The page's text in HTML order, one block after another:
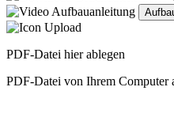
PDF-Datei hier ablegen
PDF-Datei von Ihrem Computer